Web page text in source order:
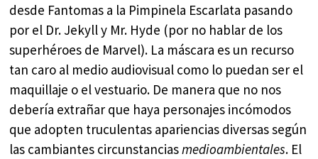
desde Fantomas a la Pimpinela Escarlata pasando
por el Dr. Jekyll y Mr. Hyde (por no hablar de los
superhéroes de Marvel). La máscara es un recurso
tan caro al medio audiovisual como lo puedan ser el
maquillaje o el vestuario. De manera que no nos
debería extrañar que haya personajes incómodos
que adopten truculentas apariencias diversas según
las cambiantes circunstanciasmedioambientales. El